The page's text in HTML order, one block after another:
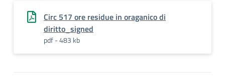
Circ 517 ore residue in oraganico di
diritto_signed
pdf - 483 kb